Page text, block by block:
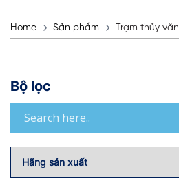
Home Sản phẩm Trạm thủy văn
Bộ lọc